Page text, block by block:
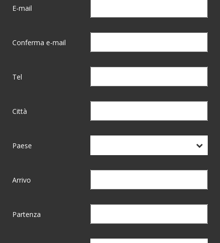
E-mail
Conferma e-mail
Tel
Città
Paese
Arrivo
Partenza